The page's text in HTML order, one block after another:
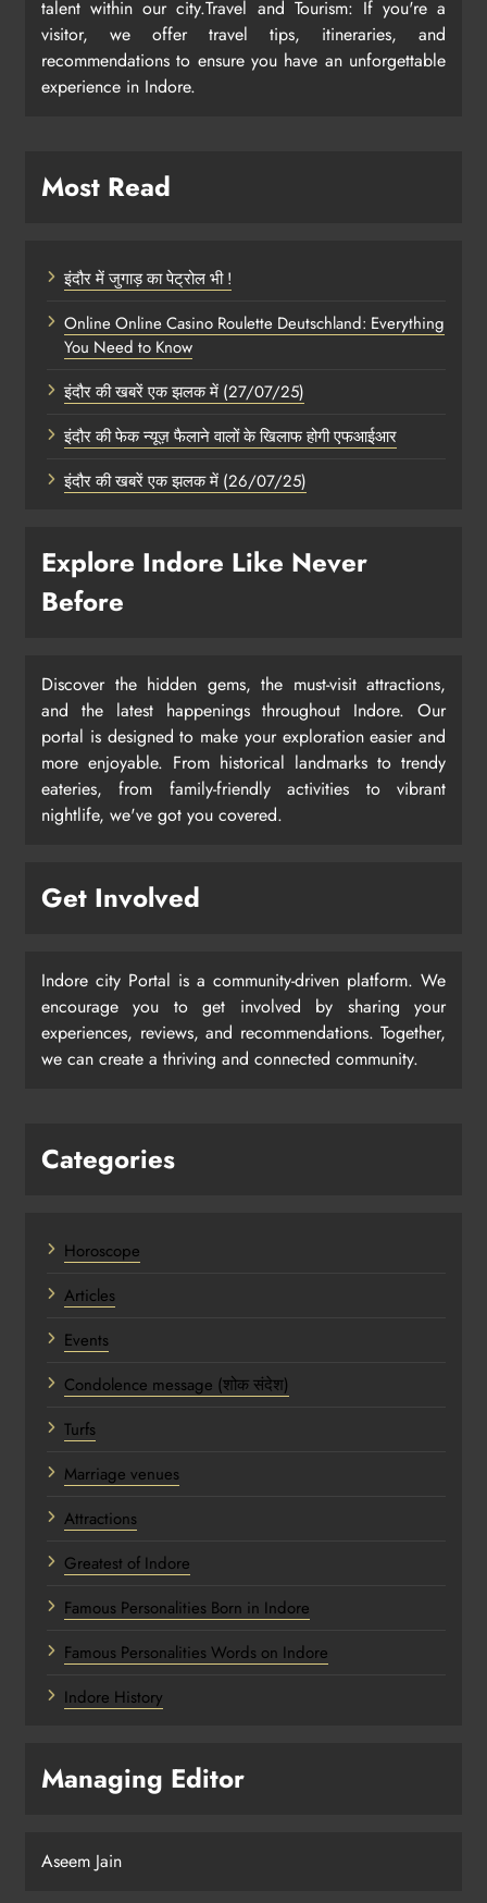
talent within our city.Travel and Tourism: If you're a
visitor, we offer travel tips, itineraries, and
recommendations to ensure you have an unforgettable
experience in Indore.
Most Read
इंदौर में जुगाड़ का पेट्रोल भी !
Online Online Casino Roulette Deutschland: Everything
You Need to Know
इंदौर की खबरें एक झलक में (27/07/25)
इंदौर की फेक न्यूज़ फैलाने वालों के खिलाफ होगी एफआईआर
इंदौर की खबरें एक झलक में (26/07/25)
Explore Indore Like Never
Before
Discover the hidden gems, the must-visit attractions,
and the latest happenings throughout Indore. Our
portal is designed to make your exploration easier and
more enjoyable. From historical landmarks to trendy
eateries, from family-friendly activities to vibrant
nightlife, we've got you covered.
Get Involved
Indore city Portal is a community-driven platform. We
encourage you to get involved by sharing your
experiences, reviews, and recommendations. Together,
we can create a thriving and connected community.
Categories
Horoscope
Articles
Events
Condolence message (शोक संदेश)
Turfs
Marriage venues
Attractions
Greatest of Indore
Famous Personalities Born in Indore
Famous Personalities Words on Indore
Indore History
Managing Editor
Aseem Jain